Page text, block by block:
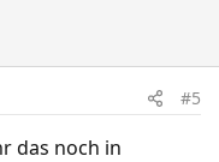
#5
das noch in